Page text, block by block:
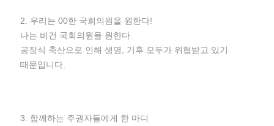
2. 우리는 00한 국회의원을 원한다!
나는 비건 국회의원을 원한다.
공장식 축산으로 인해 생명, 기후 모두가 위협받고 있기
때문입니다.
3. 함께하는 주권자들에게 한 마디